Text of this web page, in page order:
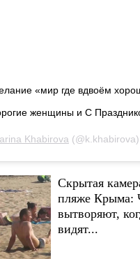
«мир где вдвоём
женщины и С
Khabirova (@k.khabirova)
Скрытая
пляже Крыма:
вытворяют,
видят...